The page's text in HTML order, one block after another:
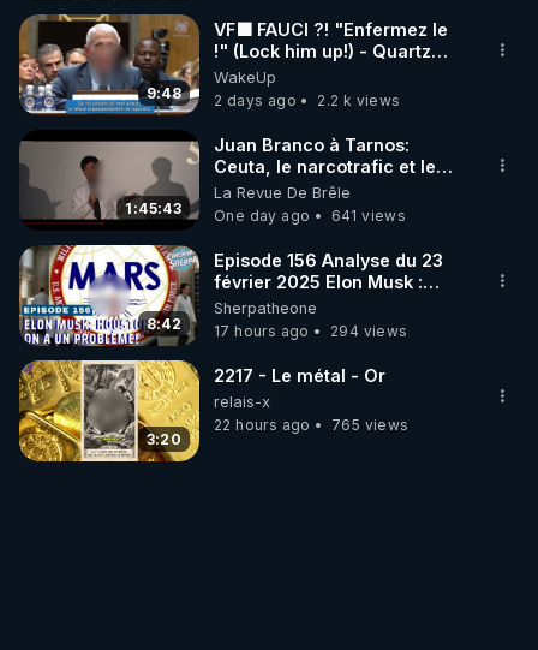
9:48
VF🟩 FAUCI ?! "Enfermez le
!" (Lock him up!) - Quartz
Traduction
WakeUp
2 days ago
2.2 k views
1:45:43
Juan Branco à Tarnos:
Ceuta, le narcotrafic et le
pouvoir en France
La Revue De Brêle
One day ago
641 views
8:42
Episode 156 Analyse du 23
février 2025 Elon Musk :
Houston , on a un problème !
Sherpatheone
17 hours ago
294 views
3:20
2217 - Le métal - Or
relais-x
22 hours ago
765 views